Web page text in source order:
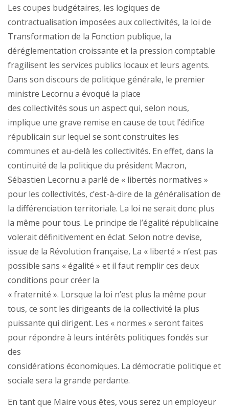
Les coupes budgétaires, les logiques de
contractualisation imposées aux collectivités, la loi de
Transformation de la Fonction publique, la
déréglementation croissante et la pression comptable
fragilisent les services publics locaux et leurs agents.
Dans son discours de politique générale, le premier
ministre Lecornu a évoqué la place
des collectivités sous un aspect qui, selon nous,
implique une grave remise en cause de tout l’édifice
républicain sur lequel se sont construites les
communes et au-delà les collectivités. En effet, dans la
continuité de la politique du président Macron,
Sébastien Lecornu a parlé de « libertés normatives »
pour les collectivités, c’est-à-dire de la généralisation de
la différenciation territoriale. La loi ne serait donc plus
la même pour tous. Le principe de l’égalité républicaine
volerait définitivement en éclat. Selon notre devise,
issue de la Révolution française, La « liberté » n’est pas
possible sans « égalité » et il faut remplir ces deux
conditions pour créer la
« fraternité ». Lorsque la loi n’est plus la même pour
tous, ce sont les dirigeants de la collectivité la plus
puissante qui dirigent. Les « normes » seront faites
pour répondre à leurs intérêts politiques fondés sur
des
considérations économiques. La démocratie politique et
sociale sera la grande perdante.
En tant que Maire vous êtes, vous serez un employeur